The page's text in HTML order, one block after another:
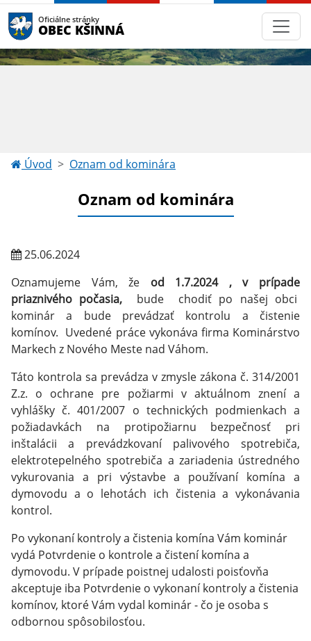
Oficiálne stránky
OBEC KŠINNÁ
Úvod Oznam od kominára
Oznam od kominára
25.06.2024
Oznamujeme Vám, že od 1.7.2024 , v prípade
priaznivého počasia, bude chodiť po našej obci
kominár a bude prevádzať kontrolu a čistenie
komínov. Uvedené práce vykonáva firma Kominárstvo
Markech z Nového Meste nad Váhom.
Táto kontrola sa prevádza v zmysle zákona č. 314/2001
Z.z. o ochrane pre požiarmi v aktuálnom znení a
vyhlášky č. 401/2007 o technických podmienkach a
požiadavkách na protipožiarnu bezpečnosť pri
inštalácii a prevádzkovaní palivového spotrebiča,
elektrotepelného spotrebiča a zariadenia ústredného
vykurovania a pri výstavbe a používaní komína a
dymovodu a o lehotách ich čistenia a vykonávania
kontrol.
Po vykonaní kontroly a čistenia komína Vám kominár
vydá Potvrdenie o kontrole a čistení komína a
dymovodu. V prípade poistnej udalosti poisťovňa
akceptuje iba Potvrdenie o vykonaní kontroly a čistenia
komínov, ktoré Vám vydal kominár - čo je osoba s
odbornou spôsobilosťou.